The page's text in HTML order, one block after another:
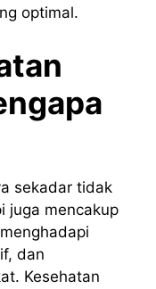
optimal.
sekadar tidak
juga mencakup
dan
Kesehatan